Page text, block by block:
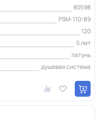
80598
PSM-110-89
120
5 лет
латунь
душевая система